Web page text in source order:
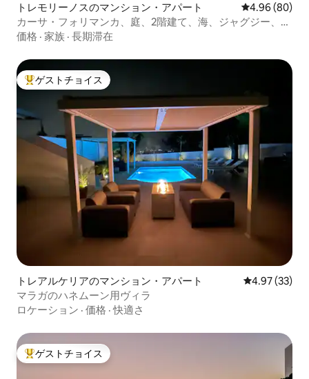
トレモリーノスのマンション・アパート レビュー80件
4.96 (80)
カーサ・フォリマンカ、庭、2階建て、海、ジャグジー、映
画館
価格 · 家族 · 長期滞在
大好評のゲストチョイスです。
ゲストチョイス
トレアルケリアのマンション・アパート レビュー33
4.97 (33)
マラガのハネムーン用ヴィラ
ロケーション · 価格 ·快適さ
大好評のゲストチョイスです。
ゲストチョイス